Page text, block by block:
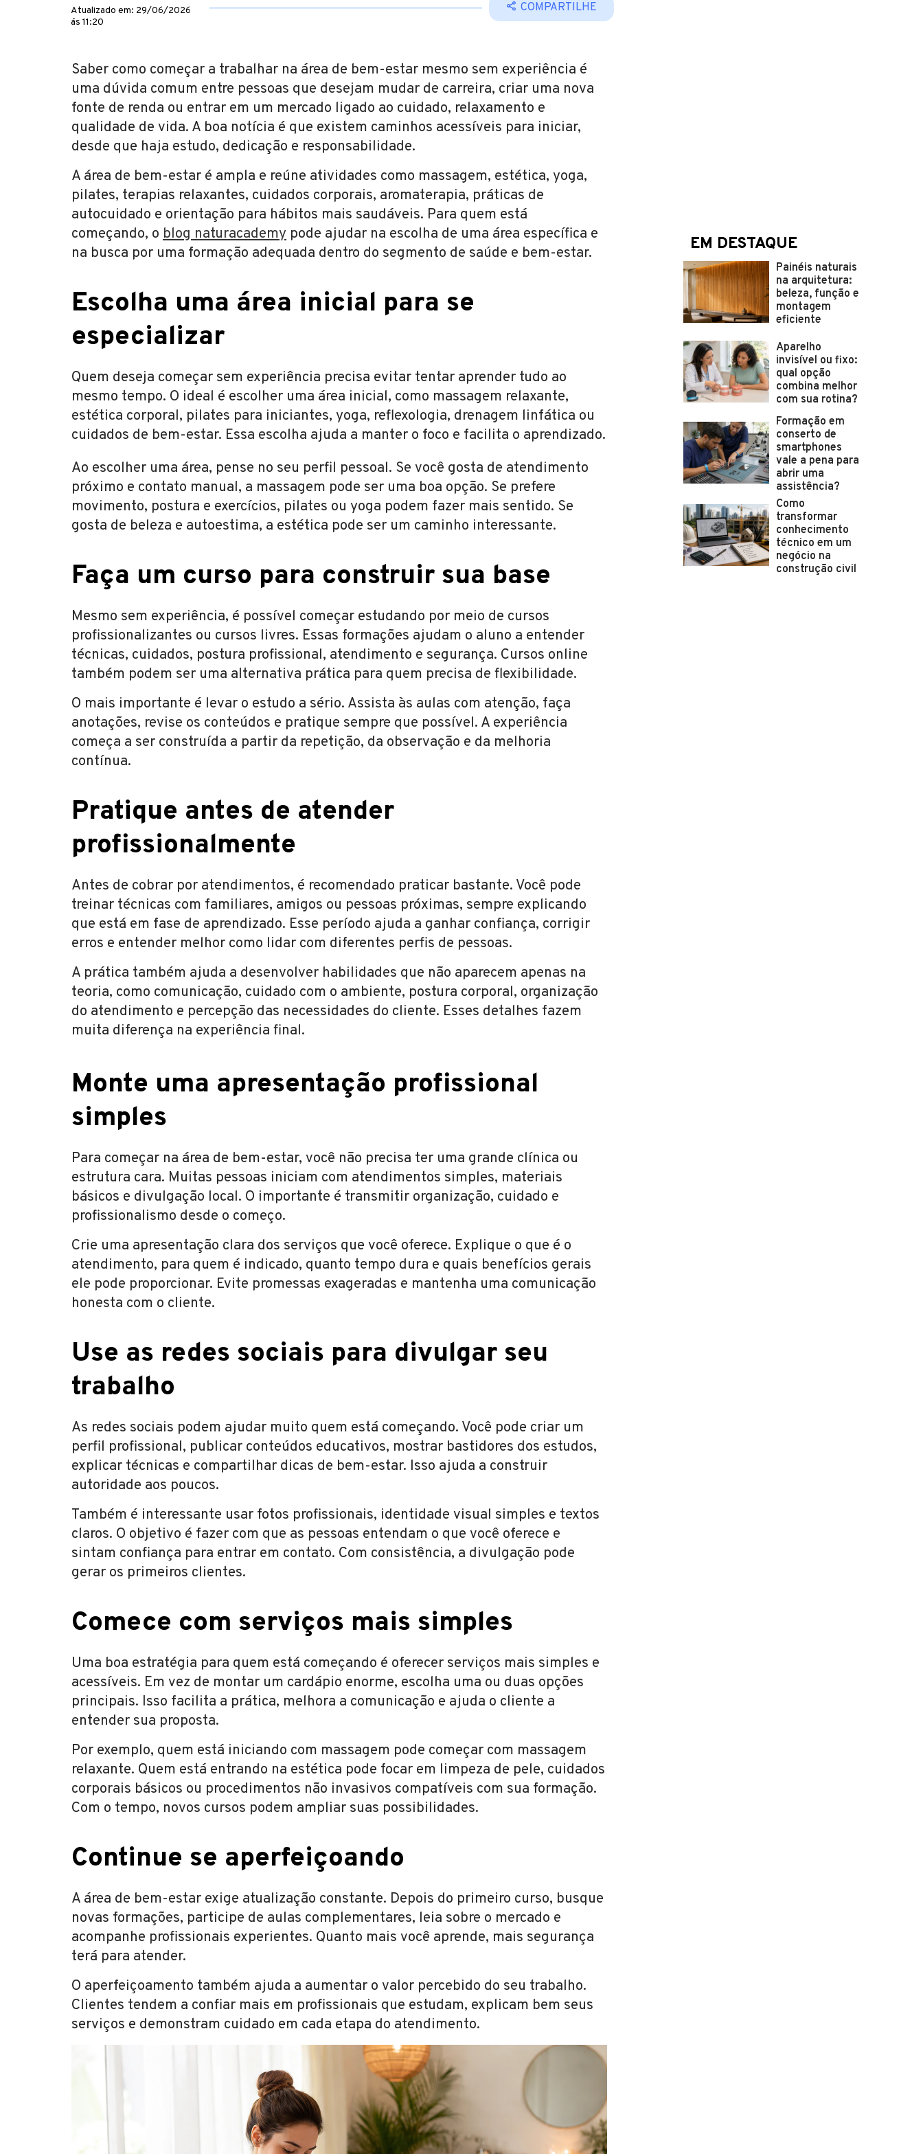
Atualizado em: 29/06/2026
ás 11:20
COMPARTILHE
Saber como começar a trabalhar na área de bem-estar mesmo sem experiência é
uma dúvida comum entre pessoas que desejam mudar de carreira, criar uma nova
fonte de renda ou entrar em um mercado ligado ao cuidado, relaxamento e
qualidade de vida. A boa notícia é que existem caminhos acessíveis para iniciar,
desde que haja estudo, dedicação e responsabilidade.
A área de bem-estar é ampla e reúne atividades como massagem, estética, yoga,
pilates, terapias relaxantes, cuidados corporais, aromaterapia, práticas de
autocuidado e orientação para hábitos mais saudáveis. Para quem está
começando, o blog naturacademy pode ajudar na escolha de uma área específica e
na busca por uma formação adequada dentro do segmento de saúde e bem-estar.
Escolha uma área inicial para se
especializar
Quem deseja começar sem experiência precisa evitar tentar aprender tudo ao
mesmo tempo. O ideal é escolher uma área inicial, como massagem relaxante,
estética corporal, pilates para iniciantes, yoga, reflexologia, drenagem linfática ou
cuidados de bem-estar. Essa escolha ajuda a manter o foco e facilita o aprendizado.
Ao escolher uma área, pense no seu perfil pessoal. Se você gosta de atendimento
próximo e contato manual, a massagem pode ser uma boa opção. Se prefere
movimento, postura e exercícios, pilates ou yoga podem fazer mais sentido. Se
gosta de beleza e autoestima, a estética pode ser um caminho interessante.
Faça um curso para construir sua base
Mesmo sem experiência, é possível começar estudando por meio de cursos
profissionalizantes ou cursos livres. Essas formações ajudam o aluno a entender
técnicas, cuidados, postura profissional, atendimento e segurança. Cursos online
também podem ser uma alternativa prática para quem precisa de flexibilidade.
O mais importante é levar o estudo a sério. Assista às aulas com atenção, faça
anotações, revise os conteúdos e pratique sempre que possível. A experiência
começa a ser construída a partir da repetição, da observação e da melhoria
contínua.
Pratique antes de atender
profissionalmente
Antes de cobrar por atendimentos, é recomendado praticar bastante. Você pode
treinar técnicas com familiares, amigos ou pessoas próximas, sempre explicando
que está em fase de aprendizado. Esse período ajuda a ganhar confiança, corrigir
erros e entender melhor como lidar com diferentes perfis de pessoas.
A prática também ajuda a desenvolver habilidades que não aparecem apenas na
teoria, como comunicação, cuidado com o ambiente, postura corporal, organização
do atendimento e percepção das necessidades do cliente. Esses detalhes fazem
muita diferença na experiência final.
Monte uma apresentação profissional
simples
Para começar na área de bem-estar, você não precisa ter uma grande clínica ou
estrutura cara. Muitas pessoas iniciam com atendimentos simples, materiais
básicos e divulgação local. O importante é transmitir organização, cuidado e
profissionalismo desde o começo.
Crie uma apresentação clara dos serviços que você oferece. Explique o que é o
atendimento, para quem é indicado, quanto tempo dura e quais benefícios gerais
ele pode proporcionar. Evite promessas exageradas e mantenha uma comunicação
honesta com o cliente.
Use as redes sociais para divulgar seu
trabalho
As redes sociais podem ajudar muito quem está começando. Você pode criar um
perfil profissional, publicar conteúdos educativos, mostrar bastidores dos estudos,
explicar técnicas e compartilhar dicas de bem-estar. Isso ajuda a construir
autoridade aos poucos.
Também é interessante usar fotos profissionais, identidade visual simples e textos
claros. O objetivo é fazer com que as pessoas entendam o que você oferece e
sintam confiança para entrar em contato. Com consistência, a divulgação pode
gerar os primeiros clientes.
Comece com serviços mais simples
Uma boa estratégia para quem está começando é oferecer serviços mais simples e
acessíveis. Em vez de montar um cardápio enorme, escolha uma ou duas opções
principais. Isso facilita a prática, melhora a comunicação e ajuda o cliente a
entender sua proposta.
Por exemplo, quem está iniciando com massagem pode começar com massagem
relaxante. Quem está entrando na estética pode focar em limpeza de pele, cuidados
corporais básicos ou procedimentos não invasivos compatíveis com sua formação.
Com o tempo, novos cursos podem ampliar suas possibilidades.
Continue se aperfeiçoando
A área de bem-estar exige atualização constante. Depois do primeiro curso, busque
novas formações, participe de aulas complementares, leia sobre o mercado e
acompanhe profissionais experientes. Quanto mais você aprende, mais segurança
terá para atender.
O aperfeiçoamento também ajuda a aumentar o valor percebido do seu trabalho.
Clientes tendem a confiar mais em profissionais que estudam, explicam bem seus
serviços e demonstram cuidado em cada etapa do atendimento.
EM DESTAQUE
Painéis naturais
na arquitetura:
beleza, função e
montagem
eficiente
Aparelho
invisível ou fixo:
qual opção
combina melhor
com sua rotina?
Formação em
conserto de
smartphones
vale a pena para
abrir uma
assistência?
Como
transformar
conhecimento
técnico em um
negócio na
construção civil